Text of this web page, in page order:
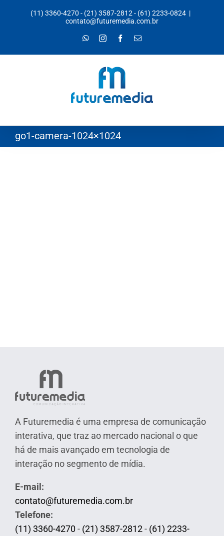
(11) 3360-4270 - (21) 3587-2812- (61) 2233-0824 |
contato@futuremedia.com.br
WhatsAppInstagramFacebook
E-
go1-camera-1024×1024
A Futuremedia é uma empresa de comunicação
interativa, que traz ao mercado nacional o que
há de mais avançado em tecnologia de
interação no segmento de mídia.
E-mail:
contato@futuremedia.com.br
Telefone:
(11) 3360-4270 - (21) 3587-2812- (61) 2233-